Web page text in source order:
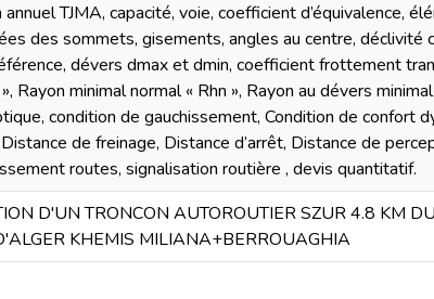
TJMA, capacité, voie, coefficient d’équivalence,
des sommets, gisements, angles au centre, déclivité
dévers dmax et dmin, coefficient frottement
Rayon minimal normal « Rhn », Rayon au dévers
condition de gauchissement, Condition de confort
de freinage, Distance d’arrêt, Distance de
routes, signalisation routière , devis quantitatif.
D'UN TRONCON AUTOROUTIER SZUR 4.8 KM
KHEMIS MILIANA+BERROUAGHIA